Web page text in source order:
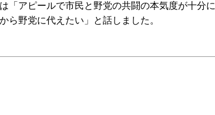
「アピールで市民と野党の共闘の本気度が十分に
ら野党に代えたい」と話しました。